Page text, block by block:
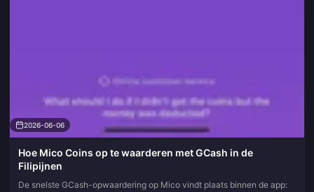
2026-06-06
Hoe Mico Coins op te waarderen met GCash in de
Filipijnen
De snelste GCash-opwaardering op Mico vindt plaats binnen de app: